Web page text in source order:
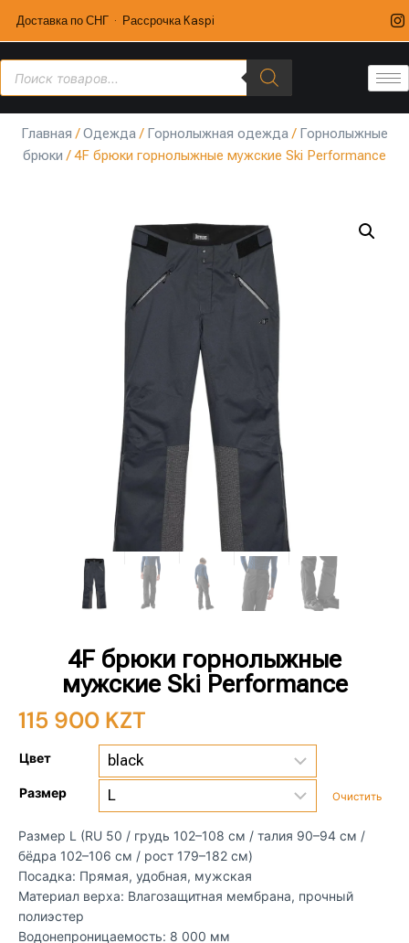
Доставка по СНГ · Рассрочка Kaspi
Главная /Одежда/ Горнолыжная одежда/ Горнолыжные
брюки / 4F брюки горнолыжные мужские Ski Performance
4F брюки горнолыжные
мужские Ski Performance
115 900 KZT
Цвет
Размер Очистить
Размер L (RU 50 / грудь 102–108 см / талия 90–94 см /
бёдра 102–106 см / рост 179–182 см)
Посадка: Прямая, удобная, мужская
Материал верха: Влагозащитная мембрана, прочный
полиэстер
Водонепроницаемость: 8 000 мм